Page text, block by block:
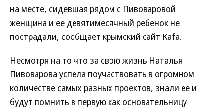
на месте, сидевшая рядом с Пивоваровой
женщина и ее девятимесячный ребенок не
пострадали, сообщает крымский сайт Kafa.
Несмотря на то что за свою жизнь Наталья
Пивоварова успела поучаствовать в огромном
количестве самых разных проектов, знали ее и
будут помнить в первую как основательницу